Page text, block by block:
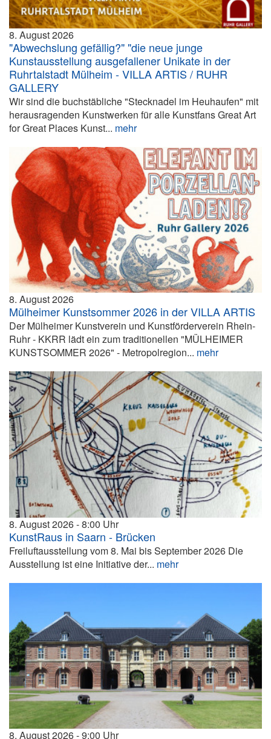
8. August 2026
"Abwechslung gefällig?" "die neue junge
Kunstausstellung ausgefallener Unikate in der
Ruhrtalstadt Mülheim - VILLA ARTIS / RUHR
GALLERY
Wir sind die buchstäbliche "Stecknadel im Heuhaufen" mit
herausragenden Kunstwerken für alle Kunstfans Great Art
for Great Places Kunst... mehr
8. August 2026
Mülheimer Kunstsommer 2026 in der VILLA ARTIS
Der Mülheimer Kunstverein und Kunstförderverein Rhein-
Ruhr - KKRR lädt ein zum traditionellen "MÜLHEIMER
KUNSTSOMMER 2026" - Metropolregion... mehr
8. August 2026 8:00
KunstRaus in Saarn - Brücken
Freiluftausstellung vom 8. Mai bis September 2026 Die
Ausstellung ist eine Initiative der... mehr
8. August 2026 9:00